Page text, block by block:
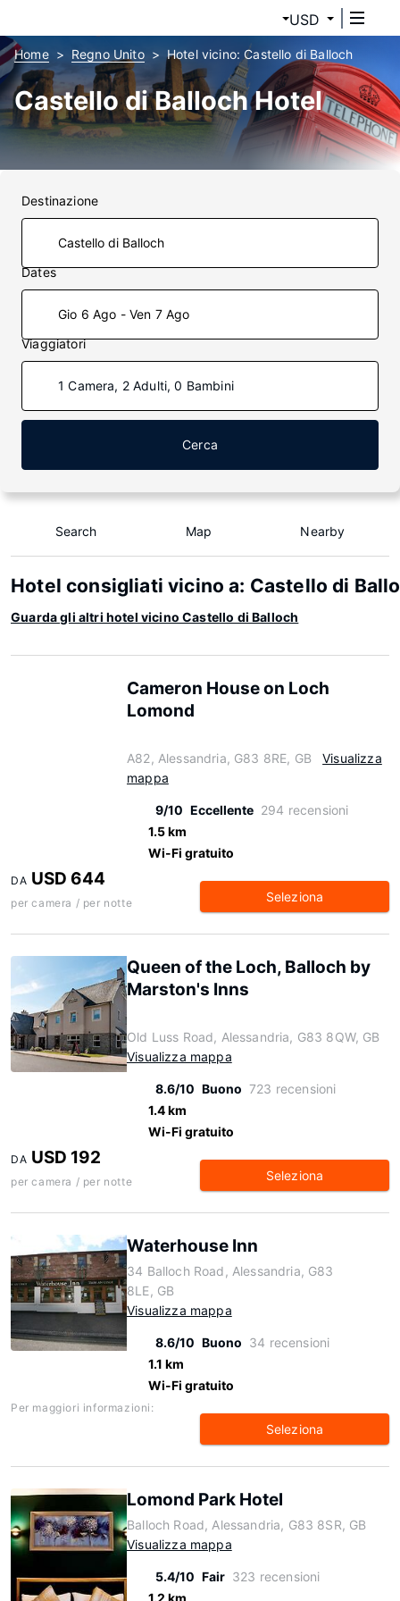
USD
Home Regno Unito Hotel vicino: Castello di Balloch
Castello di Balloch Hotel
Destinazione
Dates
Gio 6 Ago - Ven 7 Ago
Viaggiatori
1 Camera, 2 Adulti, 0 Bambini
Cerca
Search Map Nearby
Hotel consigliati vicino a: Castello di
Guarda gli altri hotel vicino Castello di Balloch
Cameron House on Loch
Lomond
A82, Alessandria, G83 8RE, GB
Visualizza
mappa
9/10 Eccellente 294 recensioni
1.5 km
Wi-Fi gratuito
DA USD 644
per camera / per notte Seleziona
Queen of the Loch, Balloch by
Marston's Inns
Old Luss Road, Alessandria, G83 8QW, GB
Visualizza mappa
8.6/10 Buono 723 recensioni
1.4 km
Wi-Fi gratuito
DA USD 192
per camera / per notte Seleziona
Waterhouse Inn
34 Balloch Road, Alessandria, G83
8LE, GB
Visualizza mappa
8.6/10 Buono 34 recensioni
1.1 km
Wi-Fi gratuito
Per maggiori informazioni:
Seleziona
Lomond Park Hotel
Balloch Road, Alessandria, G83 8SR, GB
Visualizza mappa
5.4/10 Fair 323 recensioni
1.2 km